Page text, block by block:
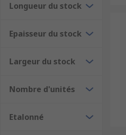
Longueur du stock
Epaisseur du stock
Largeur du stock
Nombre d'unités
Etalonné